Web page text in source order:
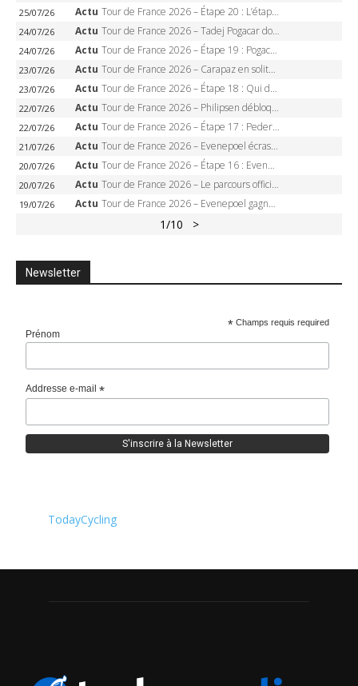
25/07/26 Actu Tour de France 2026 – Étape 20 : L’étape reine, Galibier, Sarenne, Alpe d’Huez, qui succédera à Pogacar ?
24/07/26 Actu Tour de France 2026 – Tadej Pogacar dompte l’Alpe d’Huez, 5e victoire, record de Pantani pulvérisé
24/07/26 Actu Tour de France 2026 – Étape 19 : Pogacar peut-il enfin dompter l’Alpe d’Huez ?
23/07/26 Actu Tour de France 2026 – Carapaz en solitaire à Orcières-Merlette, Paret-Peintre à un point du maillot à pois
23/07/26 Actu Tour de France 2026 – Étape 18 : Qui domptera Orcières-Merlette, première marche vers l’Alpe d’Huez ?
22/07/26 Actu Tour de France 2026 – Philipsen débloque son compteur à Voiron, Pedersen en danger pour le maillot vert
22/07/26 Actu Tour de France 2026 – Étape 17 : Pedersen peut-il verrouiller le maillot vert à Voiron ?
21/07/26 Actu Tour de France 2026 – Evenepoel écrase le chrono d’Évian, Seixas 4e, Lipowitz abandonne
20/07/26 Actu Tour de France 2026 – Étape 16 : Evenepoel, Pogacar, Ganna… qui domptera le chrono d’Évian pour redessiner le podium ?
20/07/26 Actu Tour de France 2026 – Le parcours officiel complet : 21 étapes, profils, carte et dates
19/07/26 Actu Tour de France 2026 – Evenepoel gagne à Solaison, Vingegaard abandonne, Pogacar toujours en jaune
1/10 >
Newsletter
* Champs requis required
Prénom
Addresse e-mail*
TodayCycling